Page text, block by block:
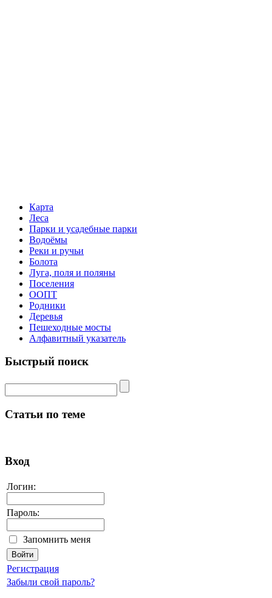
Карта
Леса
Парки и усадебные парки
Водоёмы
Реки и ручьи
Болота
Луга, поля и поляны
Поселения
ООПТ
Родники
Деревья
Пешеходные мосты
Алфавитный указатель
Быстрый поиск
Статьи по теме
Вход
Логин:
Пароль:
Запомнить меня
Регистрация
Забыли свой пароль?